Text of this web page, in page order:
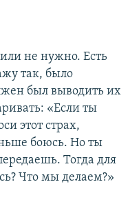
не нужно. Есть
так, было
был выводить их
«Если ты
этот страх,
боюсь. Но ты
Тогда для
Что мы делаем?»